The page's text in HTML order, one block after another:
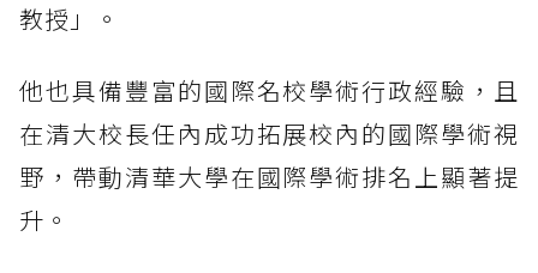
教授」。
他也具備豐富的國際名校學術行政經驗，且
在清大校長任內成功拓展校內的國際學術視
野，帶動清華大學在國際學術排名上顯著提
升。